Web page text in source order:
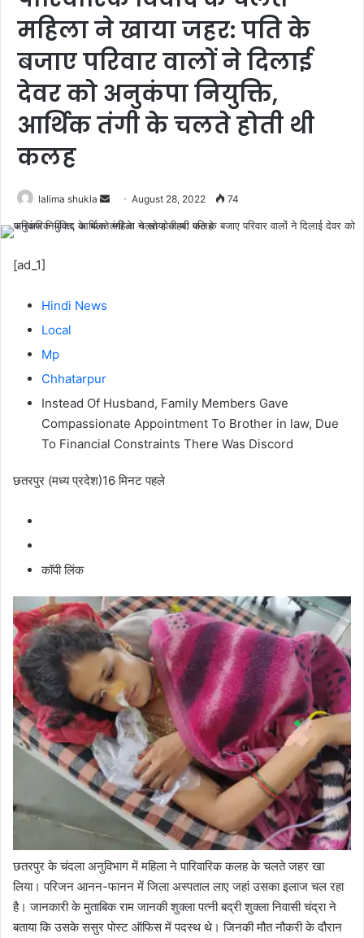
महिला ने खाया जहर: पति के
बजाए परिवार वालों ने दिलाई
देवर को अनुकंपा नियुक्ति,
आर्थिक तंगी के चलते होती थी
कलह
lalima shukla
Send
an
August 28, 2022 74
[ad_1]
Hindi News
Local
Mp
Chhatarpur
Instead Of Husband, Family Members Gave
Compassionate Appointment To Brother in law, Due
To Financial Constraints There Was Discord
छतरपुर (मध्य प्रदेश)16 मिनट पहले
कॉपी लिंक
छतरपुर के चंदला अनुविभाग में महिला ने पारिवारिक कलह के चलते जहर खा
लिया। परिजन आनन-फानन में जिला अस्पताल लाए जहां उसका इलाज चल रहा
है। जानकारी के मुताबिक राम जानकी शुक्ला पत्नी बद्री शुक्ला निवासी चंद्रा ने
बताया कि उसके ससुर पोस्ट ऑफिस में पदस्थ थे। जिनकी मौत नौकरी के दौरान